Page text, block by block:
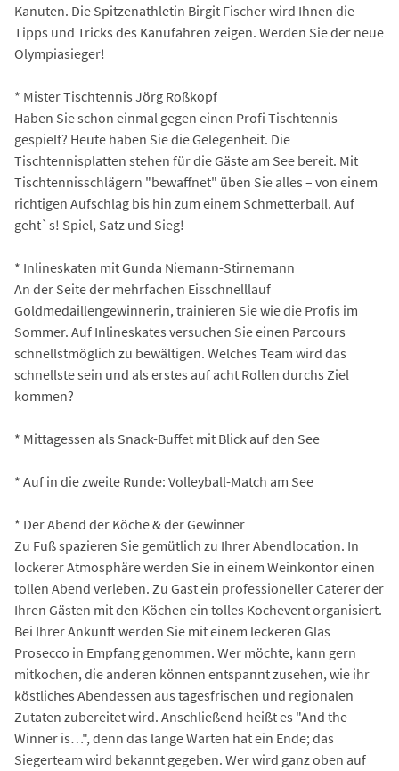
Kanuten. Die Spitzenathletin Birgit Fischer wird Ihnen die
Tipps und Tricks des Kanufahren zeigen. Werden Sie der neue
Olympiasieger!
* Mister Tischtennis Jörg Roßkopf
Haben Sie schon einmal gegen einen Profi Tischtennis
gespielt? Heute haben Sie die Gelegenheit. Die
Tischtennisplatten stehen für die Gäste am See bereit. Mit
Tischtennisschlägern "bewaffnet" üben Sie alles – von einem
richtigen Aufschlag bis hin zum einem Schmetterball. Auf
geht`s! Spiel, Satz und Sieg!
* Inlineskaten mit Gunda Niemann-Stirnemann
An der Seite der mehrfachen Eisschnelllauf
Goldmedaillengewinnerin, trainieren Sie wie die Profis im
Sommer. Auf Inlineskates versuchen Sie einen Parcours
schnellstmöglich zu bewältigen. Welches Team wird das
schnellste sein und als erstes auf acht Rollen durchs Ziel
kommen?
* Mittagessen als Snack-Buffet mit Blick auf den See
* Auf in die zweite Runde: Volleyball-Match am See
* Der Abend der Köche & der Gewinner
Zu Fuß spazieren Sie gemütlich zu Ihrer Abendlocation. In
lockerer Atmosphäre werden Sie in einem Weinkontor einen
tollen Abend verleben. Zu Gast ein professioneller Caterer der
Ihren Gästen mit den Köchen ein tolles Kochevent organisiert.
Bei Ihrer Ankunft werden Sie mit einem leckeren Glas
Prosecco in Empfang genommen. Wer möchte, kann gern
mitkochen, die anderen können entspannt zusehen, wie ihr
köstliches Abendessen aus tagesfrischen und regionalen
Zutaten zubereitet wird. Anschließend heißt es "And the
Winner is…", denn das lange Warten hat ein Ende; das
Siegerteam wird bekannt gegeben. Wer wird ganz oben auf